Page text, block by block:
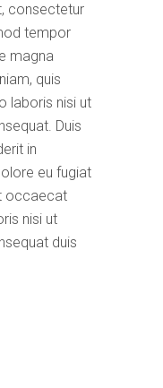
consectetur
tempor
magna
quis
laboris nisi ut
Duis
in
eu fugiat
occaecat
nisi ut
duis